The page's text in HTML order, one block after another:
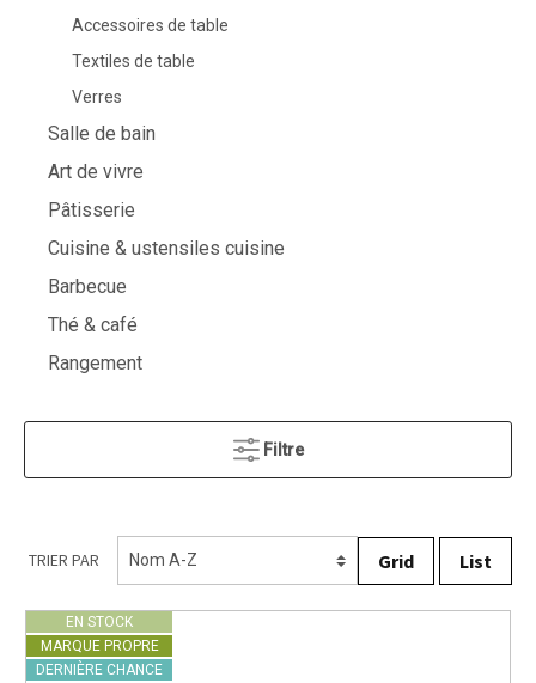
Accessoires de table
Textiles de table
Verres
Salle de bain
Art de vivre
Pâtisserie
Cuisine & ustensiles cuisine
Barbecue
Thé & café
Rangement
Filtre
TRIER PAR Grid List
EN STOCK
MARQUE PROPRE
DERNIÈRE CHANCE